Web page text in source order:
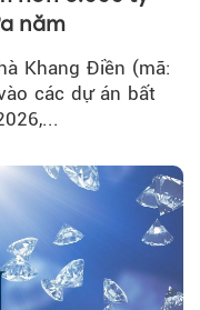
năm
Khang Điền (mã:
các dự án bất